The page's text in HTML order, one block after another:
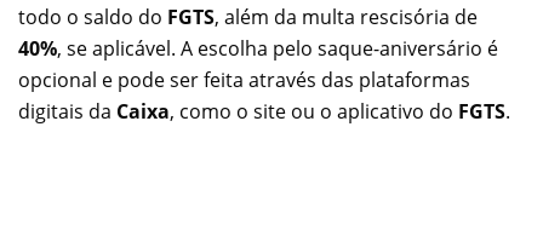
todo o saldo do FGTS, além da multa rescisória de
40%, se aplicável. A escolha pelo saque-aniversário é
opcional e pode ser feita através das plataformas
digitais da Caixa, como o site ou o aplicativo do FGTS.